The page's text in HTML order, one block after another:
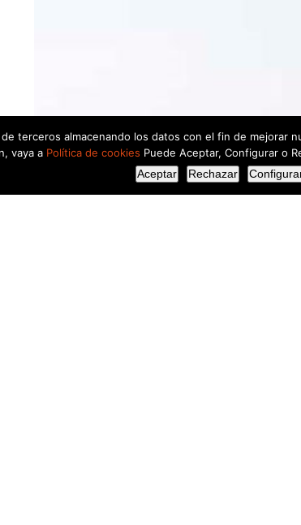
terceros almacenando los datos con el fin de mejorar
vaya a Política de cookies Puede Aceptar, Configurar o
Aceptar
Rechazar